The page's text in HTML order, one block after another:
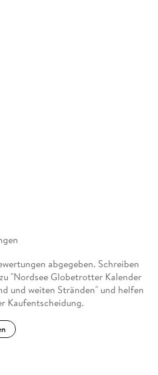
abgegeben. Schreiben
"Nordsee Globetrotter Kalender
und weiten Stränden" und helfen
Kaufentscheidung.